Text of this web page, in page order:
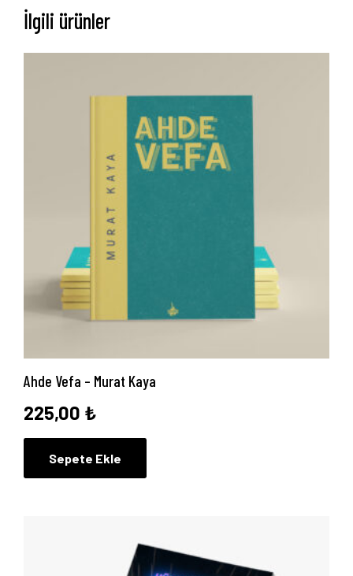
Anasayfa
Yayın Paketlerimiz
Yayınlarımız
İlgili ürünler
Ahde Vefa – Murat Kaya
225,00 ₺
Sepete Ekle